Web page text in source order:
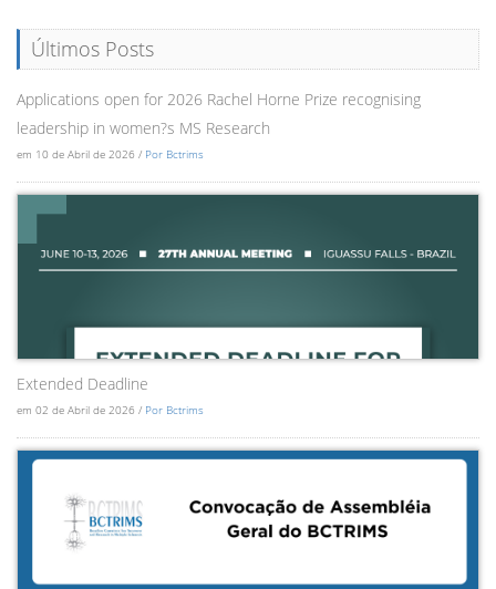
Últimos Posts
Applications open for 2026 Rachel Horne Prize recognising
leadership in women?s MS Research
em 10 de Abril de 2026 / Por Bctrims
Extended Deadline
em 02 de Abril de 2026 / Por Bctrims